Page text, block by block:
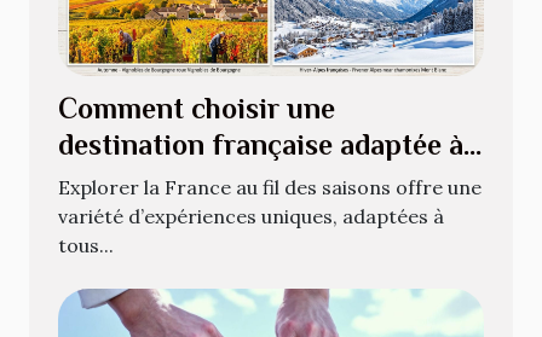
Comment choisir une
destination française adaptée à
chaque saison ?
Explorer la France au fil des saisons offre une
variété d’expériences uniques, adaptées à
tous...